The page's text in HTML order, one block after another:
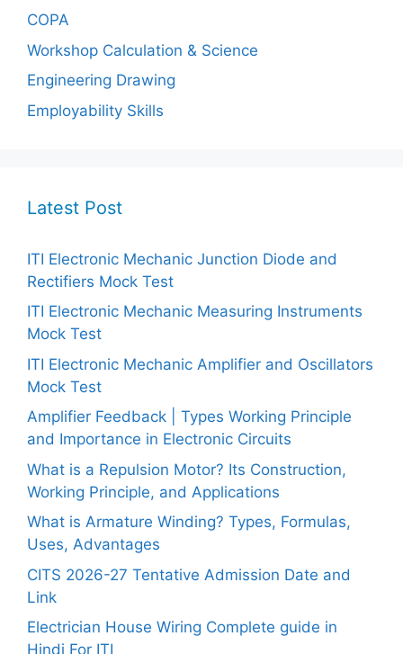
COPA
Workshop Calculation & Science
Engineering Drawing
Employability Skills
Latest Post
ITI Electronic Mechanic Junction Diode and
Rectifiers Mock Test
ITI Electronic Mechanic Measuring Instruments
Mock Test
ITI Electronic Mechanic Amplifier and Oscillators
Mock Test
Amplifier Feedback | Types Working Principle
and Importance in Electronic Circuits
What is a Repulsion Motor? Its Construction,
Working Principle, and Applications
What is Armature Winding? Types, Formulas,
Uses, Advantages
CITS 2026-27 Tentative Admission Date and
Link
Electrician House Wiring Complete guide in
Hindi For ITI